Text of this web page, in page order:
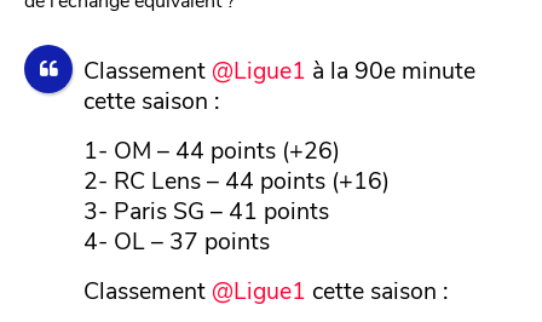
Classement @Ligue1 à la 90e minute
cette saison :
1- OM – 44 points (+26)
2- RC Lens – 44 points (+16)
3- Paris SG – 41 points
4- OL – 37 points
Classement @Ligue1 cette saison :